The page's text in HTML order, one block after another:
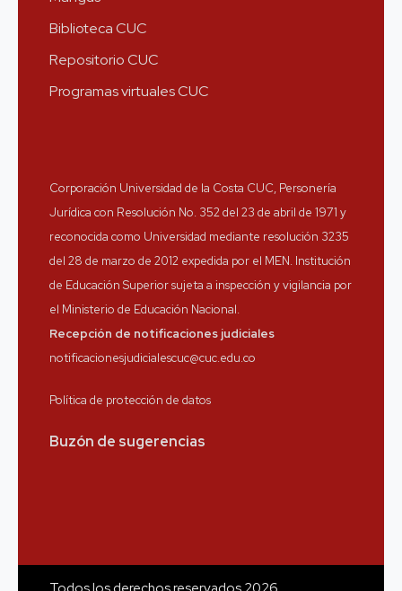
Biblioteca CUC
Repositorio CUC
Programas virtuales CUC
Corporación Universidad de la Costa CUC, Personería
Jurídica con Resolución No. 352 del 23 de abril de 1971 y
reconocida como Universidad mediante resolución 3235
del 28 de marzo de 2012 expedida por el MEN. Institución
de Educación Superior sujeta a inspección y vigilancia por
el Ministerio de Educación Nacional.
Recepción de notificaciones judiciales
notificacionesjudicialescuc@cuc.edu.co
Política de protección de datos
Buzón de sugerencias